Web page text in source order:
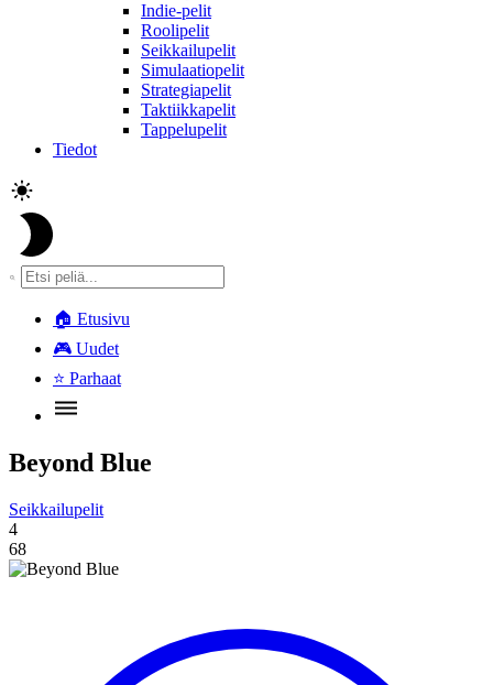
Indie-pelit
Roolipelit
Seikkailupelit
Simulaatiopelit
Strategiapelit
Taktiikkapelit
Tappelupelit
Tiedot
🏠 Etusivu
🎮 Uudet
⭐ Parhaat
Beyond Blue
Seikkailupelit
4
68